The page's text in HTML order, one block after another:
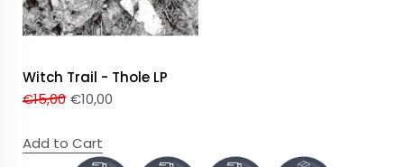
Witch Trail - Thole LP
€15,00 €10,00
Add to Cart